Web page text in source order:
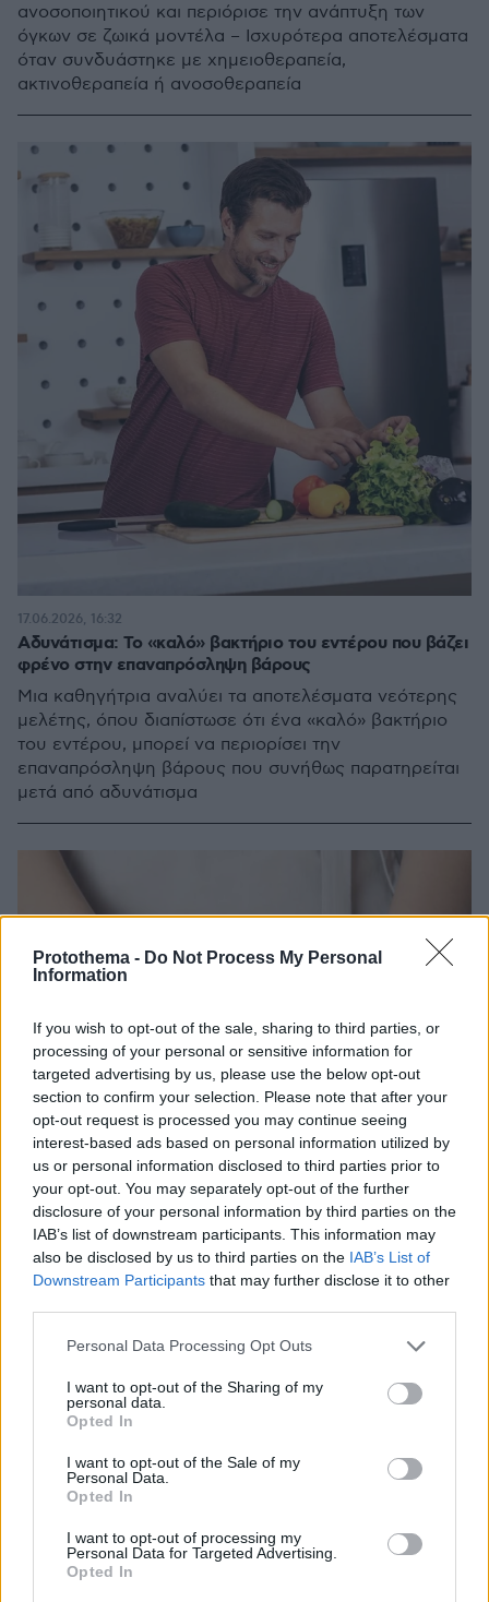
Protothema - Do Not Process My Personal
Information
If you wish to opt-out of the sale, sharing to third parties, or
processing of your personal or sensitive information for
targeted advertising by us, please use the below opt-out
section to confirm your selection. Please note that after your
opt-out request is processed you may continue seeing
interest-based ads based on personal information utilized by
us or personal information disclosed to third parties prior to
your opt-out. You may separately opt-out of the further
disclosure of your personal information by third parties on the
IAB’s list of downstream participants. This information may
also be disclosed by us to third parties on the IAB’s List of
Downstream Participants that may further disclose it to other
Please note that this website/app uses one or more Google
not limited to your visit or usage behaviour. You may click to
grant or deny consent to Google and its third-party tags to
use your data for below specified purposes in below Google
consent section.
Personal Data Processing Opt Outs
I want to opt-out of the Sharing of my
personal data.
Opted In
I want to opt-out of the Sale of my
Personal Data.
Opted In
I want to opt-out of processing my
Personal Data for Targeted Advertising.
Opted In
ανοσοποιητικού και περιόρισε την ανάπτυξη των
όγκων σε ζωικά μοντέλα – Ισχυρότερα αποτελέσματα
όταν συνδυάστηκε με χημειοθεραπεία,
ακτινοθεραπεία ή ανοσοθεραπεία
Αδυνάτισμα: Το «καλό» βακτήριο του εντέρου που βάζει
φρένο στην επαναπρόσληψη βάρους
Μια καθηγήτρια αναλύει τα αποτελέσματα νεότερης
μελέτης, όπου διαπίστωσε ότι ένα «καλό» βακτήριο
του εντέρου, μπορεί να περιορίσει την
επαναπρόσληψη βάρους που συνήθως παρατηρείται
μετά από αδυνάτισμα
17.06.2026, 16:32
Σας αρέσει το ξινολάχανο και το τουρσί; Δείτε πόσο
Το γιαούρτι, το κεφίρ, το ξινολάχανο ακόμα και το
κορεάτικο kimchi ενώνονται με έναν πολύτιμο
συνδετικό κρίκο: αποτελούν προϊόντα ζύμωσης και
ενισχύουν τα «καλά» βακτήρια του εντέρου
προσφέροντας και άλλες θετικές επιδράσεις που θα